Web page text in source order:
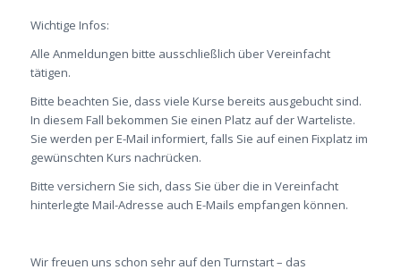
Wichtige Infos:
Alle Anmeldungen bitte ausschließlich über Vereinfacht
tätigen.
Bitte beachten Sie, dass viele Kurse bereits ausgebucht sind.
In diesem Fall bekommen Sie einen Platz auf der Warteliste.
Sie werden per E-Mail informiert, falls Sie auf einen Fixplatz im
gewünschten Kurs nachrücken.
Bitte versichern Sie sich, dass Sie über die in Vereinfacht
hinterlegte Mail-Adresse auch E-Mails empfangen können.
Wir freuen uns schon sehr auf den Turnstart – das